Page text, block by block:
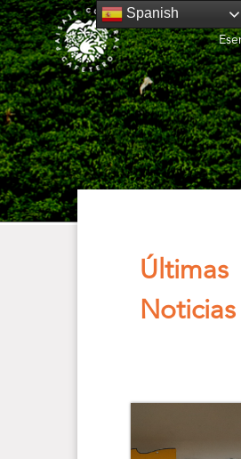
Últimas
Noticias
Spanish